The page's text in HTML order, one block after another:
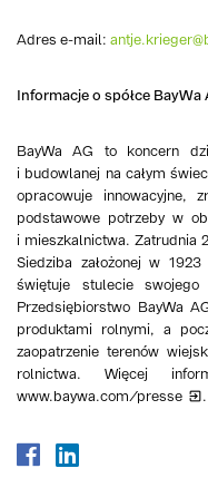
Adres e-mail:
Informacje o spółce BayWa
BayWa AG to koncern
i budowlanej na całym
opracowuje innowacyjne,
podstawowe potrzeby w
i mieszkalnictwa. Zatrudnia
Siedziba założonej w
świętuje stulecie
Przedsiębiorstwo BayWa
produktami rolnymi, a
zaopatrzenie terenów
rolnictwa. Więcej
www.baywa.com/presse
.